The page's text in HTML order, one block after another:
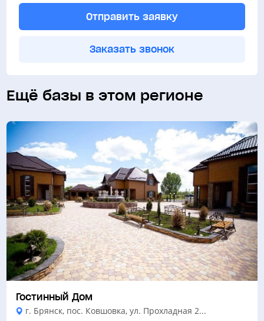
Отправить заявку
Заказать звонок
Ещё базы в этом регионе
Гостинный Дом
г. Брянск, пос. Ковшовка, ул. Прохладная 2...